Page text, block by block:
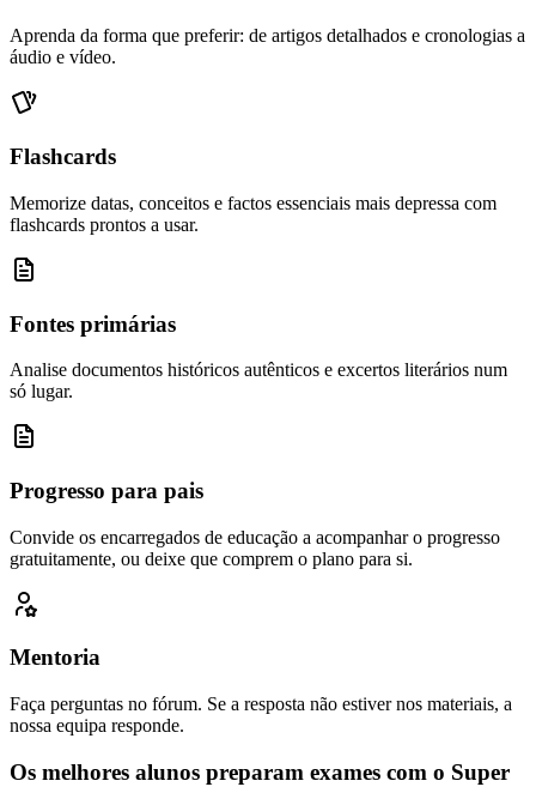
Aprenda da forma que preferir: de artigos detalhados e cronologias a
áudio e vídeo.
Flashcards
Memorize datas, conceitos e factos essenciais mais depressa com
flashcards prontos a usar.
Fontes primárias
Analise documentos históricos autênticos e excertos literários num
só lugar.
Progresso para pais
Convide os encarregados de educação a acompanhar o progresso
gratuitamente, ou deixe que comprem o plano para si.
Mentoria
Faça perguntas no fórum. Se a resposta não estiver nos materiais, a
nossa equipa responde.
Os melhores alunos preparam exames com o Super